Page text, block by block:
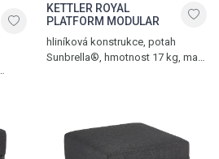
KETTLER ROYAL
PLATFORM MODULAR
hliníková konstrukce, potah
Sunbrella®, hmotnost 17 kg, max.